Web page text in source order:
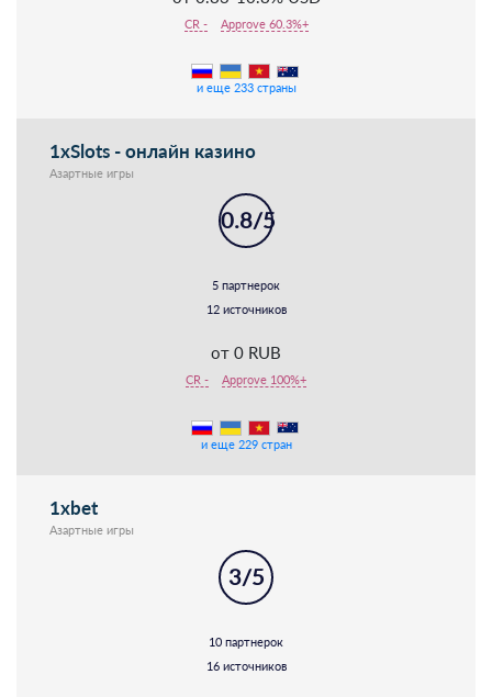
CR - Approve 60.3%+
и еще 233 страны
1xSlots - онлайн казино
Азартные игры
0.8/5
5 партнерок
12 источников
от 0 RUB
CR - Approve 100%+
и еще 229 стран
1xbet
Азартные игры
3/5
10 партнерок
16 источников